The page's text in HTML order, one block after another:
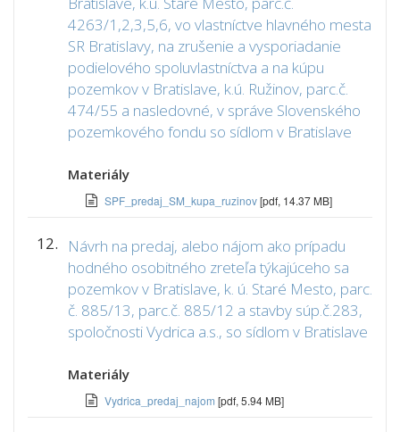
4263/1,2,3,5,6, vo vlastníctve hlavného mesta
SR Bratislavy, na zrušenie a vysporiadanie
podielového spoluvlastníctva a na kúpu
pozemkov v Bratislave, k.ú. Ružinov, parc.č.
474/55 a nasledovné, v správe Slovenského
pozemkového fondu so sídlom v Bratislave
Materiály
SPF_predaj_SM_kupa_ruzinov[pdf, 14.37 MB]
12.
Návrh na predaj, alebo nájom ako prípadu
hodného osobitného zreteľa týkajúceho sa
pozemkov v Bratislave, k. ú. Staré Mesto, parc.
č. 885/13, parc.č. 885/12 a stavby súp.č.283,
spoločnosti Vydrica a.s., so sídlom v Bratislave
Materiály
Vydrica_predaj_najom [pdf, 5.94 MB]